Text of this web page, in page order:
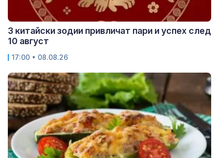
3 китайски зодии привличат пари и успех след
10 август
17:00 • 08.08.26